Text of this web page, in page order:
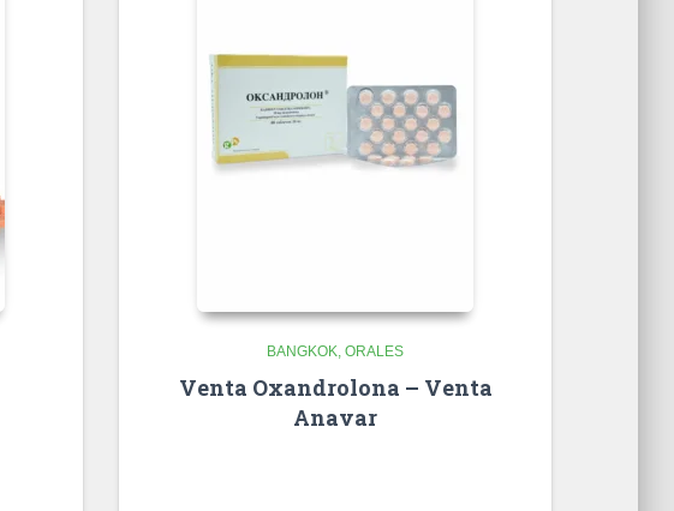
BANGKOK ORALES
Venta Oxandrolona – Venta
Anavar